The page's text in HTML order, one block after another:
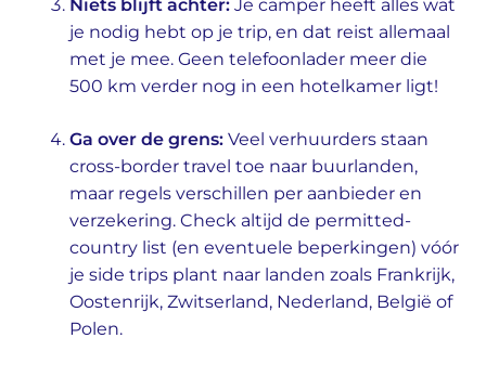
Niets blijft achter: Je camper heeft alles wat
je nodig hebt op je trip, en dat reist allemaal
met je mee. Geen telefoonlader meer die
500 km verder nog in een hotelkamer ligt!
Ga over de grens: Veel verhuurders staan
cross-border travel toe naar buurlanden,
maar regels verschillen per aanbieder en
verzekering. Check altijd de permitted-
country list (en eventuele beperkingen) vóór
je side trips plant naar landen zoals Frankrijk,
Oostenrijk, Zwitserland, Nederland, België of
Polen.